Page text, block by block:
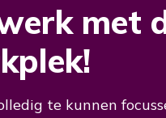
met
te kunnen